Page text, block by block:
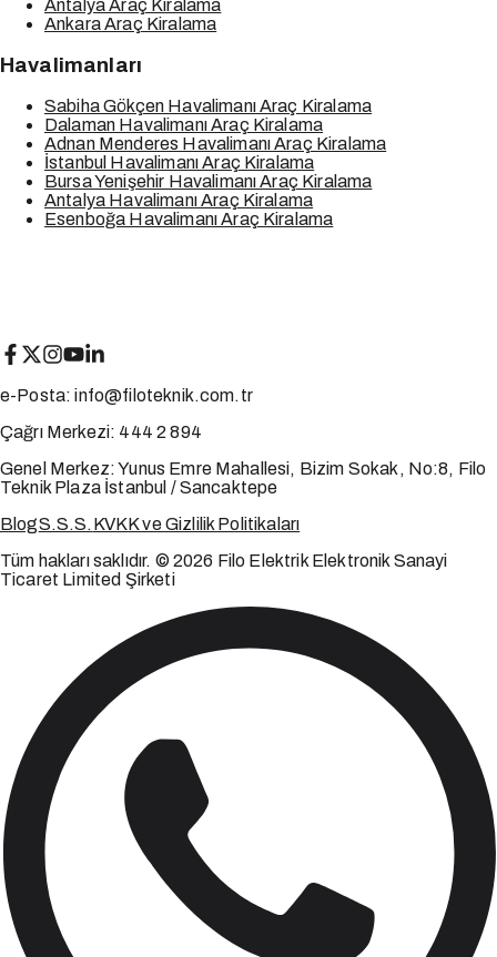
Antalya Araç Kiralama
Ankara Araç Kiralama
Havalimanları
Sabiha Gökçen Havalimanı Araç Kiralama
Dalaman Havalimanı Araç Kiralama
Adnan Menderes Havalimanı Araç Kiralama
İstanbul Havalimanı Araç Kiralama
Bursa Yenişehir Havalimanı Araç Kiralama
Antalya Havalimanı Araç Kiralama
Esenboğa Havalimanı Araç Kiralama
e-Posta: info@filoteknik.com.tr
Çağrı Merkezi: 444 2 894
Genel Merkez:Yunus Emre Mahallesi, Bizim Sokak, No:8, Filo
Teknik Plaza İstanbul / Sancaktepe
BlogS.S.S. KVKK ve Gizlilik Politikaları
Tüm hakları saklıdır. © 2026 Filo Elektrik Elektronik Sanayi
Ticaret Limited Şirketi